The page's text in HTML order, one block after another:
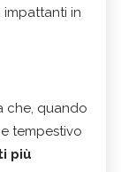
in
che, quando
tempestivo
più